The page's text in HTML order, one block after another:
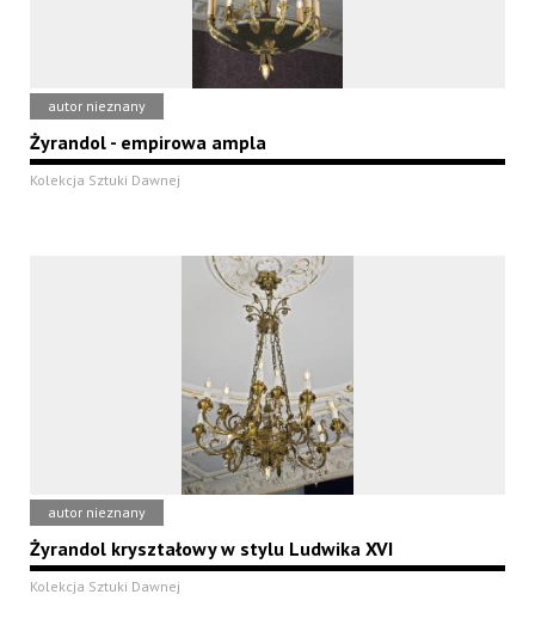
autor nieznany
Żyrandol - empirowa ampla
Kolekcja Sztuki Dawnej
autor nieznany
Żyrandol kryształowy w stylu Ludwika XVI
Kolekcja Sztuki Dawnej